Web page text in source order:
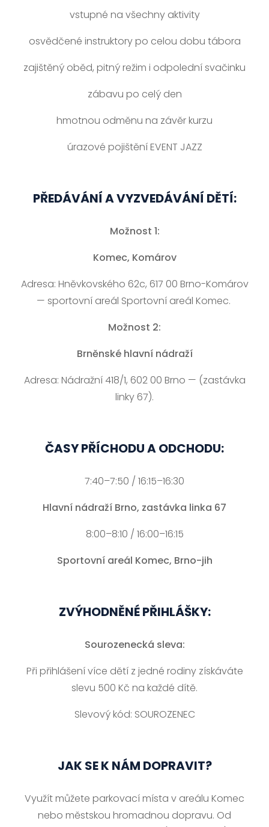
vstupné na všechny aktivity
osvědčené instruktory po celou dobu tábora
zajištěný oběd, pitný režim i odpolední svačinku
zábavu po celý den
hmotnou odměnu na závěr kurzu
úrazové pojištění EVENT JAZZ
PŘEDÁVÁNÍ A VYZVEDÁVÁNÍ DĚTÍ:
Možnost 1:
Komec, Komárov
Adresa: Hněvkovského 62c, 617 00 Brno-Komárov
— sportovní areál Sportovní areál Komec.
Možnost 2:
Brněnské hlavní nádraží
Adresa: Nádražní 418/1, 602 00 Brno — (zastávka
linky 67).
ČASY PŘÍCHODU A ODCHODU:
7:40–7:50 / 16:15–16:30
Hlavní nádraží Brno, zastávka linka 67
8:00–8:10 / 16:00–16:15
Sportovní areál Komec, Brno-jih
ZVÝHODNĚNÉ PŘIHLÁŠKY:
Sourozenecká sleva:
Při přihlášení více dětí z jedné rodiny získáváte
slevu 500 Kč na každé dítě.
Slevový kód: SOUROZENEC
JAK SE K NÁM DOPRAVIT?
Využít můžete parkovací místa v areálu Komec
nebo městskou hromadnou dopravu. Od